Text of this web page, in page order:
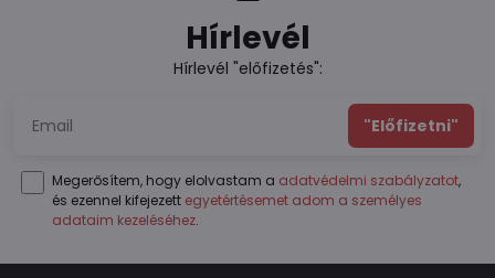
Hírlevél
Hírlevél "előfizetés":
"Előfizetni"
Megerősítem, hogy elolvastam a adatvédelmi szabályzatot,
és ezennel kifejezett egyetértésemet adom a személyes
adataim kezeléséhez.